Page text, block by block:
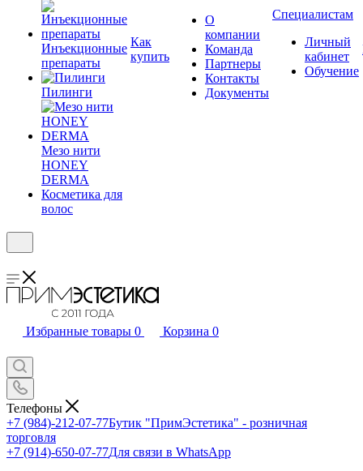
Инъекционные
препараты
Пилинги
Мезо нити
HONEY
DERMA
Косметика для
волос
Как
купить
О
компании
Команда
Партнеры
Контакты
Документы
Специалистам
Личный
кабинет
Обучение
Избранные товары 0 Корзина 0
Телефоны
+7 (984)-212-07-77Бутик "ПримЭстетика" - розничная
торговля
+7 (914)-650-07-77Для связи в WhatsApp